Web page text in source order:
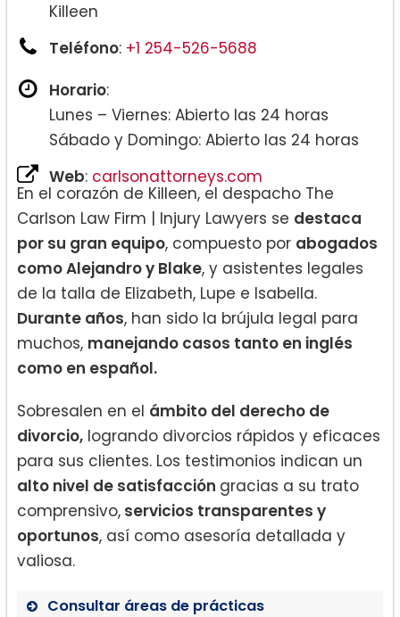
Killeen
Teléfono: +1 254-526-5688
Horario:
Lunes – Viernes: Abierto las 24 horas
Sábado y Domingo: Abierto las 24 horas
Web: carlsonattorneys.com
En el corazón de Killeen, el despacho The
Carlson Law Firm | Injury Lawyers se destaca
por su gran equipo, compuesto por abogados
como Alejandro y Blake, y asistentes legales
de la talla de Elizabeth, Lupe e Isabella.
Durante años, han sido la brújula legal para
muchos, manejando casos tanto en inglés
como en español.
Sobresalen en el ámbito del derecho de
divorcio, logrando divorcios rápidos y eficaces
para sus clientes. Los testimonios indican un
alto nivel de satisfacción gracias a su trato
comprensivo, servicios transparentes y
oportunos, así como asesoría detallada y
valiosa.
Consultar áreas de prácticas